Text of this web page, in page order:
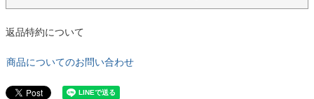
返品特約について
商品についてのお問い合わせ